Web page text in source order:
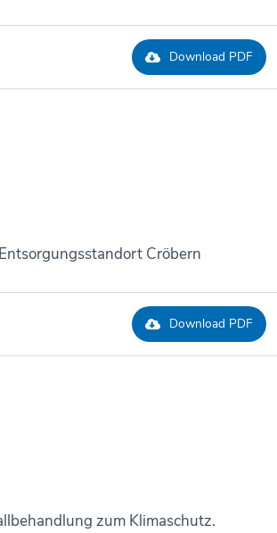
Download PDF
Cröbern
Download PDF
zum Klimaschutz.